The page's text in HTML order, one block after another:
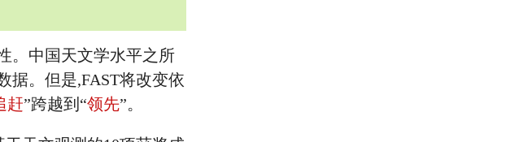
。中国天文学水平之所
据。但是,FAST将改变依
赶”跨越到“领先”。